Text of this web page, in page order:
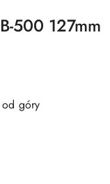
500 127mm
od góry